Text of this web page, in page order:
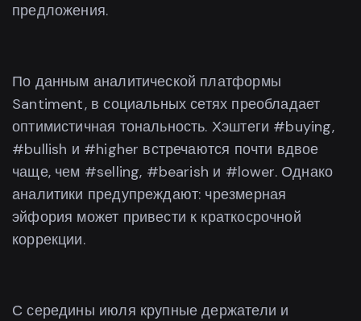
предложения.
По данным аналитической платформы
Santiment, в социальных сетях преобладает
оптимистичная тональность. Хэштеги #buying,
#bullish и #higher встречаются почти вдвое
чаще, чем #selling, #bearish и #lower. Однако
аналитики предупреждают: чрезмерная
эйфория может привести к краткосрочной
коррекции.
С середины июля крупные держатели и